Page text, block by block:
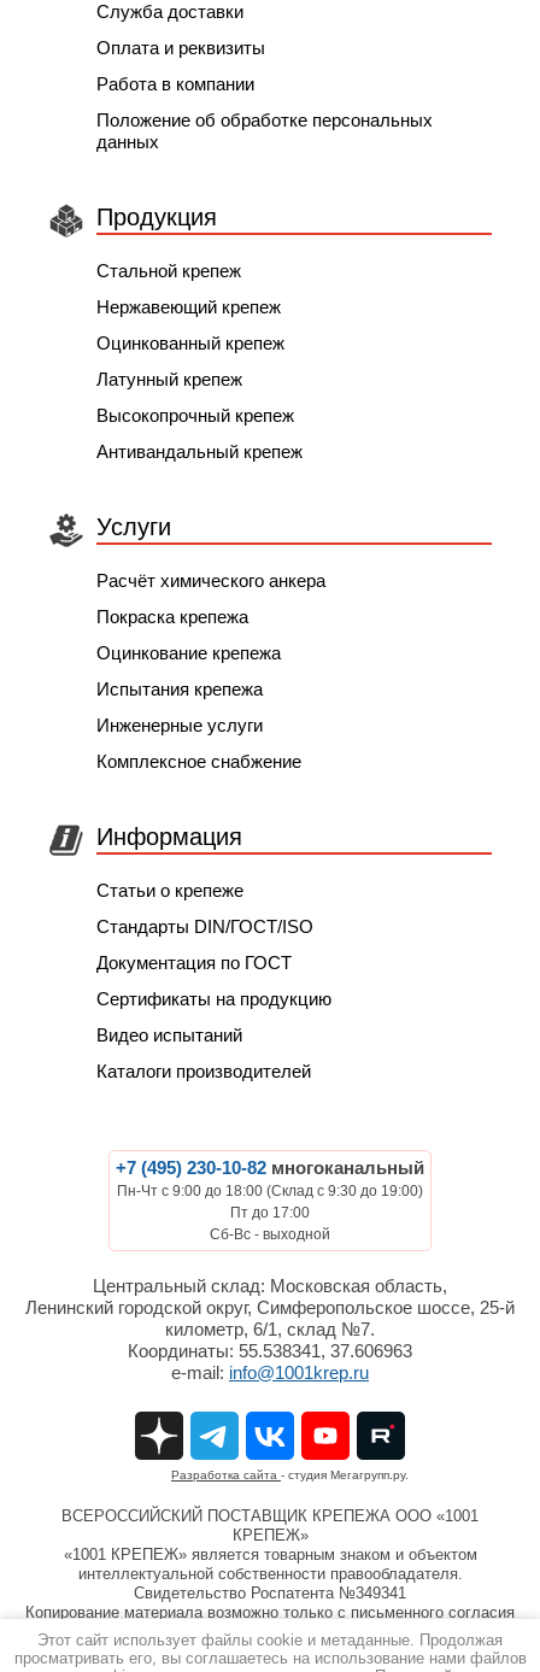
Служба доставки
Оплата и реквизиты
Работа в компании
Положение об обработке персональных
данных
Продукция
Стальной крепеж
Нержавеющий крепеж
Оцинкованный крепеж
Латунный крепеж
Высокопрочный крепеж
Антивандальный крепеж
Услуги
Расчёт химического анкера
Покраска крепежа
Оцинкование крепежа
Испытания крепежа
Инженерные услуги
Комплексное снабжение
Информация
Статьи о крепеже
Стандарты DIN/ГОСТ/ISO
Документация по ГОСТ
Сертификаты на продукцию
Видео испытаний
Каталоги производителей
+7 (495) 230-10-82 многоканальный
Пн-Чт с 9:00 до 18:00 (Склад с 9:30 до 19:00)
Пт до 17:00
Сб-Вс - выходной
Центральный склад: Московская область,
Ленинский городской округ, Симферопольское шоссе, 25-й
километр, 6/1, склад №7.
Координаты: 55.538341, 37.606963
e-mail: info@1001krep.ru
Разработка сайта - студия Мегагрупп.ру.
ВСЕРОССИЙСКИЙ ПОСТАВЩИК КРЕПЕЖА ООО «1001
КРЕПЕЖ»
«1001 КРЕПЕЖ» является товарным знаком и объектом
интеллектуальной собственности правообладателя.
Свидетельство Роспатента №349341
Копирование материала возможно только с письменного согласия
компании ООО «1001 КРЕПЕЖ»
Информация на сайте 1001krep.ru не является публичной
Этот сайт использует файлы cookie и метаданные. Продолжая
просматривать его, вы соглашаетесь на использование нами файлов